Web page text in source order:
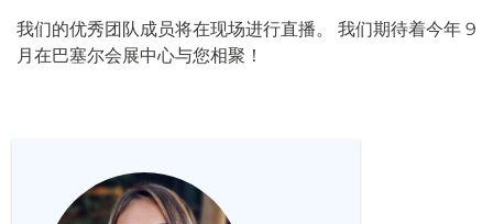
我们的优秀团队成员将在现场进行直播。 我们期待着今年 9
月在巴塞尔会展中心与您相聚！